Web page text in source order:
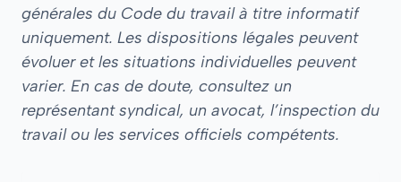
générales du Code du travail à titre informatif
uniquement. Les dispositions légales peuvent
évoluer et les situations individuelles peuvent
varier. En cas de doute, consultez un
représentant syndical, un avocat, l’inspection du
travail ou les services officiels compétents.